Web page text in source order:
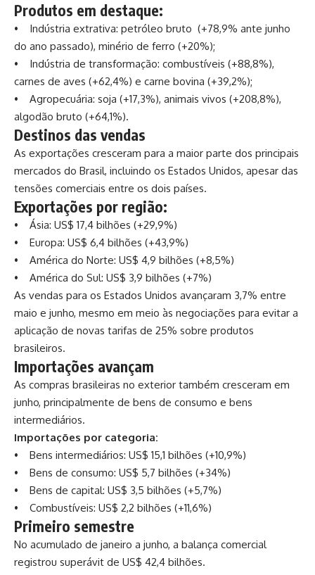
Produtos em destaque:
• Indústria extrativa: petróleo bruto (+78,9% ante junho
do ano passado), minério de ferro (+20%);
• Indústria de transformação: combustíveis (+88,8%),
carnes de aves (+62,4%) e carne bovina (+39,2%);
• Agropecuária: soja (+17,3%), animais vivos (+208,8%),
algodão bruto (+64,1%).
Destinos das vendas
As exportações cresceram para a maior parte dos principais
mercados do Brasil, incluindo os Estados Unidos, apesar das
tensões comerciais entre os dois países.
Exportações por região:
• Ásia: US$ 17,4 bilhões (+29,9%)
• Europa: US$ 6,4 bilhões (+43,9%)
• América do Norte: US$ 4,9 bilhões (+8,5%)
• América do Sul: US$ 3,9 bilhões (+7%)
As vendas para os Estados Unidos avançaram 3,7% entre
maio e junho, mesmo em meio às negociações para evitar a
aplicação de novas tarifas de 25% sobre produtos
brasileiros.
Importações avançam
As compras brasileiras no exterior também cresceram em
junho, principalmente de bens de consumo e bens
intermediários.
Importações por categoria:
• Bens intermediários: US$ 15,1 bilhões (+10,9%)
• Bens de consumo: US$ 5,7 bilhões (+34%)
• Bens de capital: US$ 3,5 bilhões (+5,7%)
• Combustíveis: US$ 2,2 bilhões (+11,6%)
Primeiro semestre
No acumulado de janeiro a junho, a balança comercial
registrou superávit de US$ 42,4 bilhões.